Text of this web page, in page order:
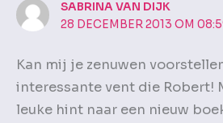
SABRINA VAN DIJK
28 DECEMBER 2013 OM
Kan mij je zenuwen
interessante vent die Robert!
leuke hint naar een nieuw